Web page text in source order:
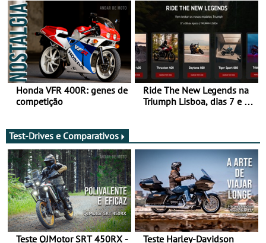
Marrocos, de 23 abril a 1
maio - The ultimate
experience in Morocco
ganhar
Honda VFR 400R: genes de
competição
Ride The New Legends na
Triumph Lisboa, dias 7 e 8
Test-Drives e Comparativos
Teste QJMotor SRT 450RX -
Teste Harley-Davidson